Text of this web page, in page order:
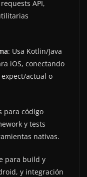
API,
: Usa Kotlin/Java
iOS, conectando
actual o
para código
y tests
nativas.
para build y
y integración